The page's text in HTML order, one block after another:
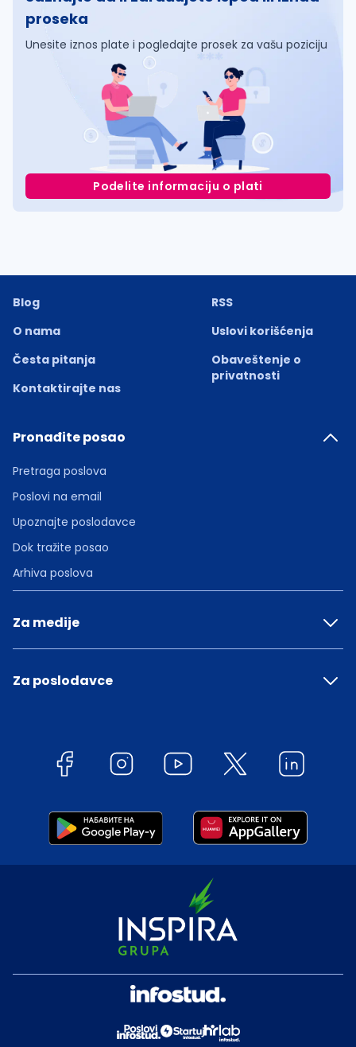
proseka
Unesite iznos plate i pogledajte prosek za vašu poziciju
Podelite informaciju o plati
Blog
O nama
Česta pitanja
Kontaktirajte nas
RSS
Uslovi korišćenja
Obaveštenje o
privatnosti
Pronađite posao
Pretraga poslova
Poslovi na email
Upoznajte poslodavce
Dok tražite posao
Arhiva poslova
Za medije
Za poslodavce